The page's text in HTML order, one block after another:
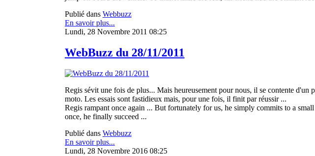
Publié dans Webbuzz
En savoir plus...
Lundi, 28 Novembre 2011 08:25
WebBuzz du 28/11/2011
Regis sévit une fois de plus... Mais heureusement pour nous, il se contente
moto. Les essais sont fastidieux mais, pour une fois, il finit par réussir ...
Regis rampant once again ... But fortunately for us, he simply commits to a
once, he finally succeed ...
Publié dans Webbuzz
En savoir plus...
Lundi, 28 Novembre 2016 08:25